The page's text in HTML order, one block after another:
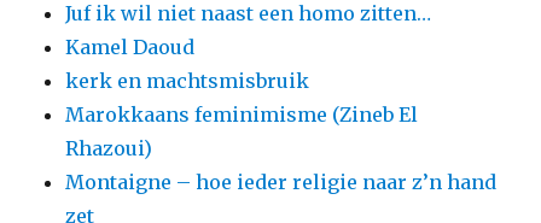
Juf ik wil niet naast een homo zitten…
Kamel Daoud
kerk en machtsmisbruik
Marokkaans feminimisme (Zineb El
Rhazoui)
Montaigne – hoe ieder religie naar z’n hand
zet